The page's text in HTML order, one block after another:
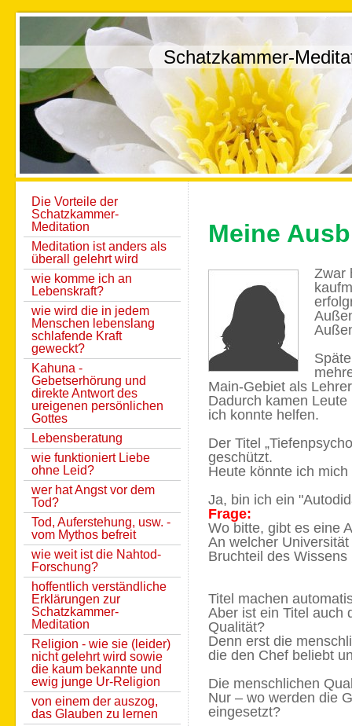
Schatzkammer-
Die Vorteile der
Schatzkammer-
Meditation
Meditation ist anders als
überall gelehrt wird
wie komme ich an
Lebenskraft?
wie wird die in jedem
Menschen lebenslang
schlafende Kraft
geweckt?
Kahuna -
Gebetserhörung und
direkte Antwort des
ureigenen persönlichen
Gottes
Lebensberatung
wie funktioniert Liebe
ohne Leid?
wer hat Angst vor dem
Tod?
Tod, Auferstehung, usw. -
vom Mythos befreit
wie weit ist die Nahtod-
Forschung?
hoffentlich verständliche
Erklärungen zur
Schatzkammer-
Meditation
Religion - wie sie (leider)
nicht gelehrt wird sowie
die kaum bekannte und
ewig junge Ur-Religion
von einem der auszog,
das Glauben zu lernen
Meine
Zwar
Main-Gebiet als
Dadurch kamen
ich konnte helfen.
Der Titel
geschützt.
Heute könnte ich mich
Ja, bin ich ein
Frage:
Wo bitte, gibt es eine
An welcher
Bruchteil des
Titel machen
Aber ist ein Titel auch
Qualität?
Denn erst die
die den Chef beliebt
Die menschlichen
Nur – wo werden die
eingesetzt?